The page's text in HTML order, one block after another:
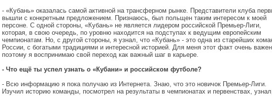
- «Кубань» оказалась самой активной на трансферном рынке. Представители клуба
вышли с конкретным предложением. Признаюсь, был польщен таким интересом к моей
персоне. С одной стороны, «Кубань» не является лидером российской Премьер-Лиги,
которая, в свою очередь, по уровню находится на подступах к ведущим европейским
чемпионатам. Но, с другой стороны, я узнал, что «Кубань» - это одна из старейших
России, с богатыми традициями и интересной историей. Для меня этот факт очень
поэтому я воспринимаю свой переход как важный шаг в карьере.
- Что ещё ты успел узнать о «Кубани» и российском футболе?
- Всю информацию я пока получаю из Интернета. Знаю, что это новичок Премьер-Лиги.
Изучил историю команды, посмотрел на результаты в чемпионатах и первенствах,